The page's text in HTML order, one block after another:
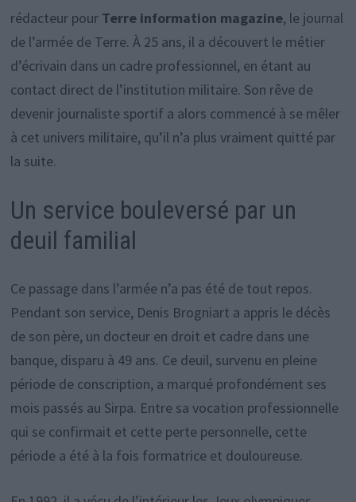
rédacteur pour Terre information magazine, le journal
de l’armée de Terre. À 25 ans, il a découvert le métier
d’écrivain dans un cadre professionnel, en étant au
contact direct de l’institution militaire. Son rêve de
devenir journaliste sportif a alors commencé à se mêler
à cet univers militaire, qu’il n’a plus vraiment quitté par
la suite.
Un service bouleversé par un
deuil familial
Ce passage dans l’armée n’a pas été de tout repos.
Pendant son service, Denis Brogniart a appris le décès
de son père, un docteur en droit et cadre dans une
banque, disparu à 49 ans. Ce deuil, survenu en pleine
période de conscription, a marqué profondément ses
mois passés au Sirpa. Entre sa vocation professionnelle
qui se confirmait et cette perte personnelle, cette
période a été à la fois formatrice et douloureuse.